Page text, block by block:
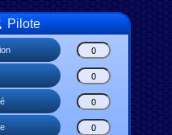
Pilote